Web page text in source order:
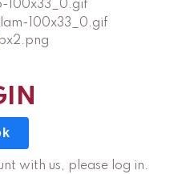
with us, please log in.